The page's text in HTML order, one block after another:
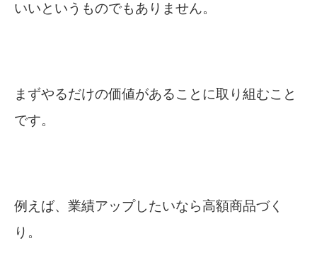
いいというものでもありません。
まずやるだけの価値があることに取り組むこと
です。
例えば、業績アップしたいなら高額商品づく
り。